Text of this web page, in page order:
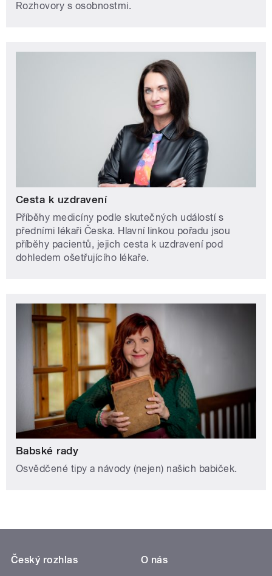
Rozhovory s osobnostmi.
Cesta k uzdravení
Příběhy medicíny podle skutečných událostí s
předními lékaři Česka. Hlavní linkou pořadu jsou
příběhy pacientů, jejich cesta k uzdravení pod
dohledem ošetřujícího lékaře.
Babské rady
Osvědčené tipy a návody (nejen) našich babiček.
Český rozhlas
O nás